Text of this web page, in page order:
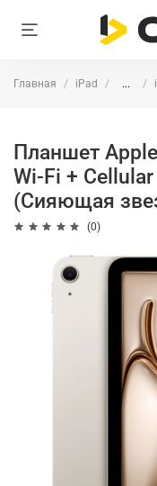
Главная iPad ...
Планшет
Wi-Fi +
(Сияющая
(0)